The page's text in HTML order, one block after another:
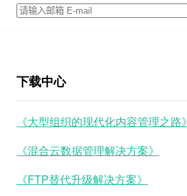
下载中心
《大型组织的现代化内容管理之路》
《混合云数据管理解决方案》
《FTP替代升级解决方案》